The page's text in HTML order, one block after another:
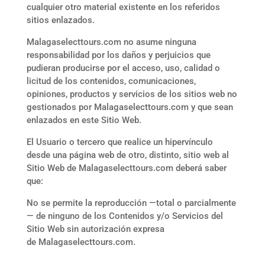
cualquier otro material existente en los referidos
sitios enlazados.
Malagaselecttours.com no asume ninguna
responsabilidad por los daños y perjuicios que
pudieran producirse por el acceso, uso, calidad o
licitud de los contenidos, comunicaciones,
opiniones, productos y servicios de los sitios web no
gestionados por Malagaselecttours.com y que sean
enlazados en este Sitio Web.
El Usuario o tercero que realice un hipervínculo
desde una página web de otro, distinto, sitio web al
Sitio Web de Malagaselecttours.com deberá saber
que:
No se permite la reproducción —total o parcialmente
— de ninguno de los Contenidos y/o Servicios del
Sitio Web sin autorización expresa
de Malagaselecttours.com.